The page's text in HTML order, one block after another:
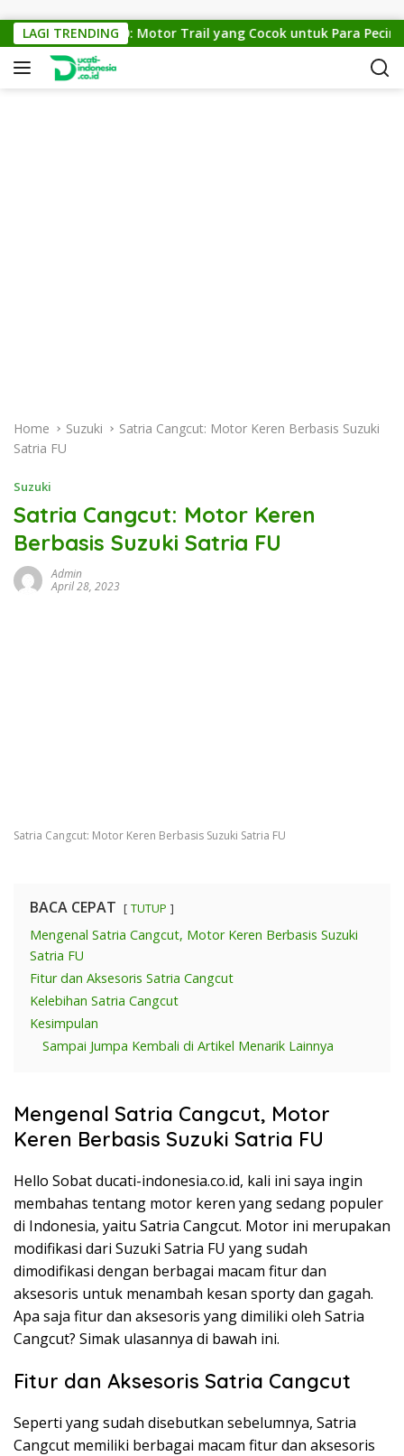
LAGI TRENDING
KTM Cross 150: Motor Trail yang Cocok untuk Para Pecinta
Home Suzuki
Satria Cangcut: Motor Keren Berbasis Suzuki
Satria FU
Suzuki
Satria Cangcut: Motor Keren
Berbasis Suzuki Satria FU
Admin
April 28, 2023
Satria Cangcut: Motor Keren Berbasis Suzuki Satria FU
BACA CEPAT TUTUP
Mengenal Satria Cangcut, Motor Keren Berbasis Suzuki
Satria FU
Fitur dan Aksesoris Satria Cangcut
Kelebihan Satria Cangcut
Kesimpulan
Sampai Jumpa Kembali di Artikel Menarik Lainnya
Mengenal Satria Cangcut, Motor
Keren Berbasis Suzuki Satria FU
Hello Sobat ducati-indonesia.co.id, kali ini saya ingin
membahas tentang motor keren yang sedang populer
di Indonesia, yaitu Satria Cangcut. Motor ini merupakan
modifikasi dari Suzuki Satria FU yang sudah
dimodifikasi dengan berbagai macam fitur dan
aksesoris untuk menambah kesan sporty dan gagah.
Apa saja fitur dan aksesoris yang dimiliki oleh Satria
Cangcut? Simak ulasannya di bawah ini.
Fitur dan Aksesoris Satria Cangcut
Seperti yang sudah disebutkan sebelumnya, Satria
Cangcut memiliki berbagai macam fitur dan aksesoris